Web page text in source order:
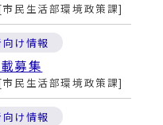
市民生活部環境政策課
け情報
募集
市民生活部環境政策課
け情報